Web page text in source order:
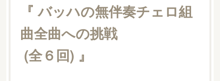
『 バッハの無伴奏チェロ組
曲全曲への挑戦
(全６回) 』